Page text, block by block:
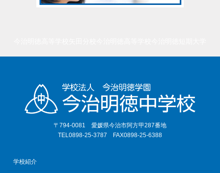
〒794-0081 愛媛県今治市阿方甲287番地
TEL0898-25-3787 FAX0898-25-6388
学校紹介